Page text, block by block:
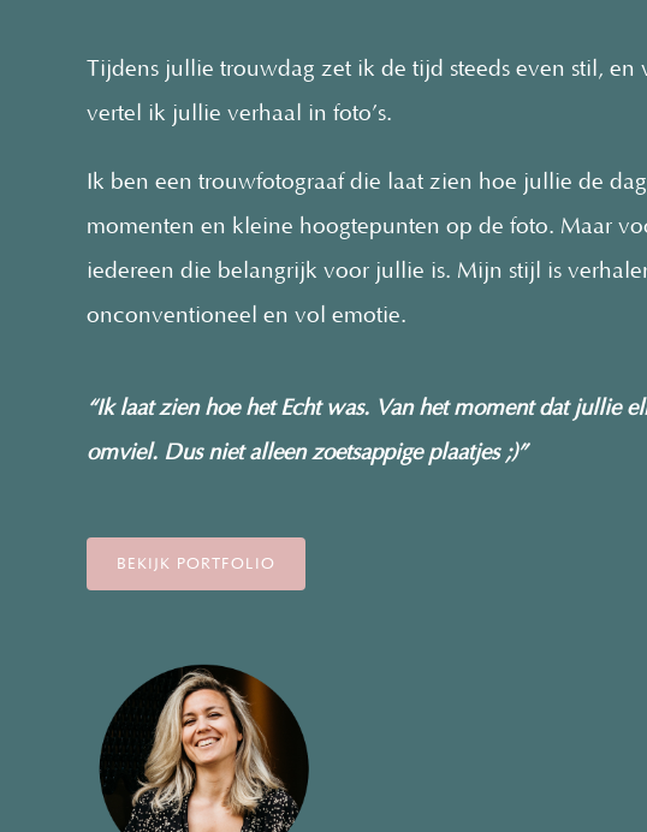
Tijdens jullie trouwdag zet ik de tijd steeds even stil,
vertel ik jullie verhaal in foto’s.
Ik ben een trouwfotograaf die laat zien hoe jullie de
momenten en kleine hoogtepunten op de foto. Maar
iedereen die belangrijk voor jullie is. Mijn stijl is
onconventioneel en vol emotie.
“Ik laat zien hoe het Echt was. Van het moment dat jullie
omviel. Dus niet alleen zoetsappige plaatjes ;)”
BEKIJK PORTFOLIO